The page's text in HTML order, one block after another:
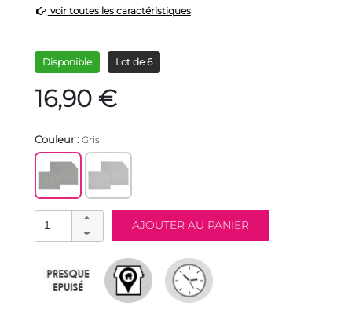
voir toutes les caractéristiques
Disponible Lot de 6
16,90 €
Couleur : Gris